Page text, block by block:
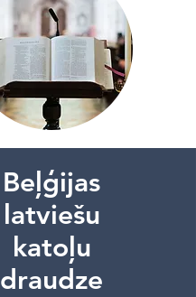
Beļģijas
latviešu
katoļu
draudze